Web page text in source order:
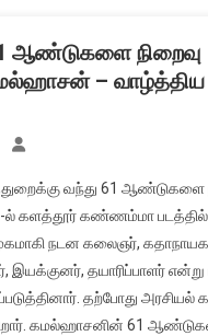
ஆண்டுகளை நிறைவு
– வாழ்த்திய
வந்து 61 ஆண்டுகளை
ல் களத்தூர் கண்ணம்மா
நடன கலைஞர்,
இயக்குனர், தயாரிப்பாளர் என்று
தற்போது அரசியல்
கமல்ஹாசனின் 61